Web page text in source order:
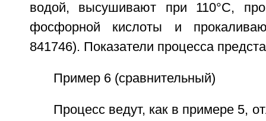
водой, высушивают при 110°С,
фосфорной кислоты и
841746). Показатели процесса
Пример 6 (сравнительный)
Процесс ведут, как в примере 5,